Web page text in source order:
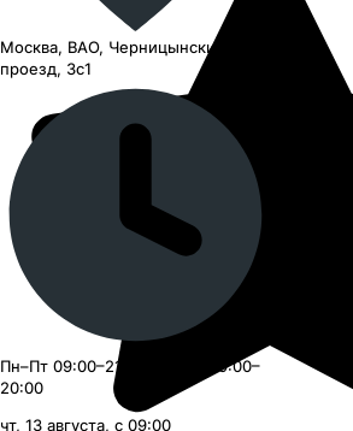
Москва, ВАО, Черницынский
проезд, 3с1
Пн–Пт 09:00–21:00, Сб–Вс 09:00–
20:00
чт, 13 августа, с 09:00